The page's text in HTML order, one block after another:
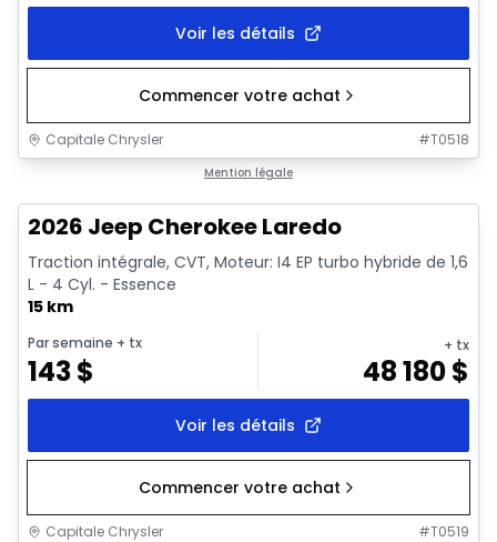
Voir les détails
Commencer votre achat
Capitale Chrysler #T0518
Mention légale
2026 Jeep Cherokee Laredo
Traction intégrale, CVT, Moteur: I4 EP turbo hybride de 1,6
L - 4 Cyl. - Essence
15 km
Par semaine + tx
143$
+ tx
48 180$
Voir les détails
Commencer votre achat
Capitale Chrysler #T0519